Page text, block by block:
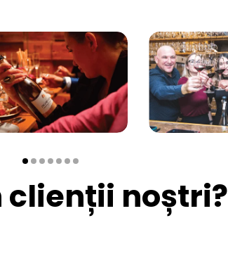
clienții noștri?